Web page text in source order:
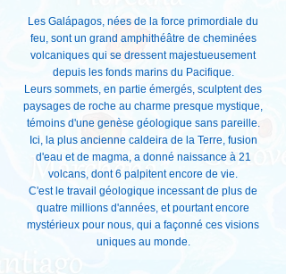
Les Galápagos, nées de la force primordiale du
feu, sont un grand amphithéâtre de cheminées
volcaniques qui se dressent majestueusement
depuis les fonds marins du Pacifique.
Leurs sommets, en partie émergés, sculptent des
paysages de roche au charme presque mystique,
témoins d'une genèse géologique sans pareille.
Ici, la plus ancienne caldeira de la Terre, fusion
d'eau et de magma, a donné naissance à 21
volcans, dont 6 palpitent encore de vie.
C'est le travail géologique incessant de plus de
quatre millions d'années, et pourtant encore
mystérieux pour nous, qui a façonné ces visions
uniques au monde.